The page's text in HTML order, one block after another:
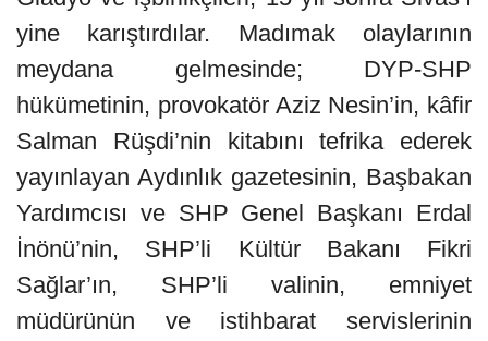
yine karıştırdılar. Madımak olaylarının
meydana gelmesinde; DYP-SHP
hükümetinin, provokatör Aziz Nesin’in, kâfir
Salman Rüşdi’nin kitabını tefrika ederek
yayınlayan Aydınlık gazetesinin, Başbakan
Yardımcısı ve SHP Genel Başkanı Erdal
İnönü’nin, SHP’li Kültür Bakanı Fikri
Sağlar’ın, SHP’li valinin, emniyet
müdürünün ve istihbarat servislerinin